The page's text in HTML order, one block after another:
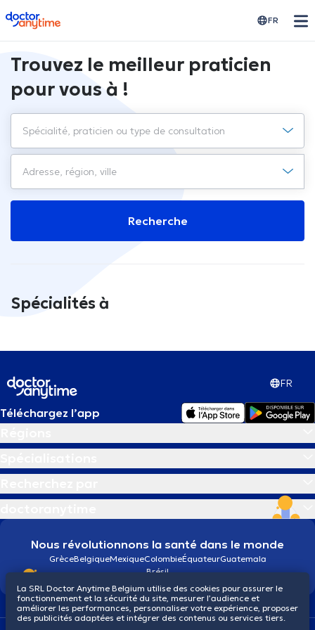
doctoranytime FR
Trouvez le meilleur praticien
pour vous à !
Recherche
Spécialités à
FR
Téléchargez l’app
Nous révolutionnons la santé dans le monde
GrèceBelgiqueMexiqueColombieÉquateurGuatemala
Brésil
La SRL Doctor Anytime Belgium utilise des cookies pour assurer le
fonctionnement et la sécurité du site, mesurer l’audience et
améliorer les performances, personnaliser votre expérience, proposer
des publicités adaptées et intégrer des contenus ou services tiers.